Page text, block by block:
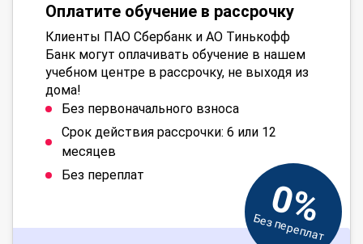
Оплатите обучение в рассрочку
Клиенты ПАО Сбербанк и АО Тинькофф
Банк могут оплачивать обучение в нашем
учебном центре в рассрочку, не выходя из
дома!
Без первоначального взноса
Срок действия рассрочки: 6 или 12
месяцев
Без переплат
0%
Без переплат